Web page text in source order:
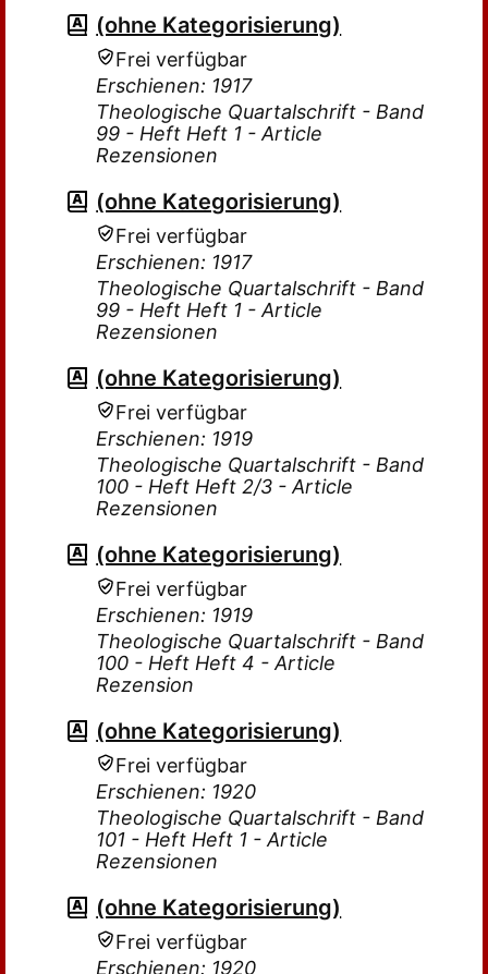
(ohne Kategorisierung)
Frei verfügbar
Erschienen: 1917
Theologische Quartalschrift - Band
99 - Heft Heft 1 - Article
Rezensionen
(ohne Kategorisierung)
Frei verfügbar
Erschienen: 1917
Theologische Quartalschrift - Band
99 - Heft Heft 1 - Article
Rezensionen
(ohne Kategorisierung)
Frei verfügbar
Erschienen: 1919
Theologische Quartalschrift - Band
100 - Heft Heft 2/3 - Article
Rezensionen
(ohne Kategorisierung)
Frei verfügbar
Erschienen: 1919
Theologische Quartalschrift - Band
100 - Heft Heft 4 - Article
Rezension
(ohne Kategorisierung)
Frei verfügbar
Erschienen: 1920
Theologische Quartalschrift - Band
101 - Heft Heft 1 - Article
Rezensionen
(ohne Kategorisierung)
Frei verfügbar
Erschienen: 1920